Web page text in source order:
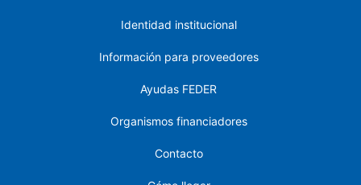
Identidad institucional
Información para proveedores
Ayudas FEDER
Organismos financiadores
Contacto